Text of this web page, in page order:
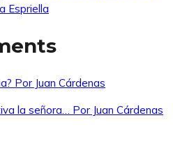
Espriella
Por Juan Cárdenas
la señora… Por Juan Cárdenas